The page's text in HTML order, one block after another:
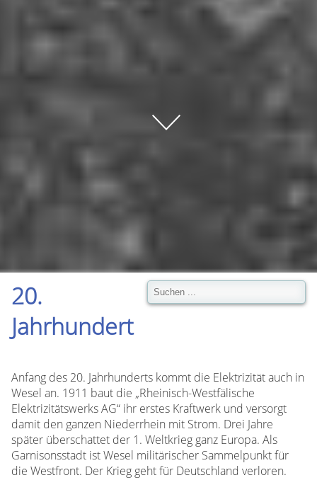
20.
Jahrhundert
Anfang des 20. Jahrhunderts kommt die Elektrizität auch in
Wesel an. 1911 baut die „Rheinisch-Westfälische
Elektrizitätswerks AG“ ihr erstes Kraftwerk und versorgt
damit den ganzen Niederrhein mit Strom. Drei Jahre
später überschattet der 1. Weltkrieg ganz Europa. Als
Garnisonsstadt ist Wesel militärischer Sammelpunkt für
die Westfront. Der Krieg geht für Deutschland verloren.